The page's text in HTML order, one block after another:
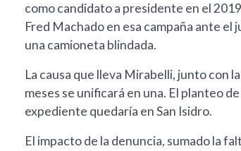
como candidato a presidente en el
Fred Machado en esa campaña ante
una camioneta blindada.
La causa que lleva Mirabelli, junto con
meses se unificará en una. El planteo
expediente quedaría en San Isidro.
El impacto de la denuncia, sumado la